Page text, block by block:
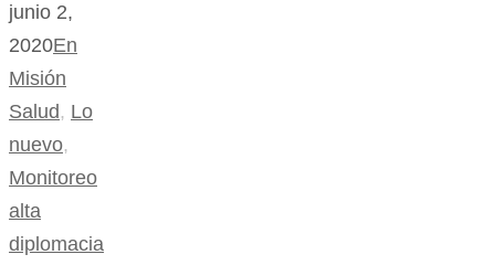
junio 2,
2020En
Misión
Salud , Lo
nuevo,
Monitoreo
alta
diplomacia